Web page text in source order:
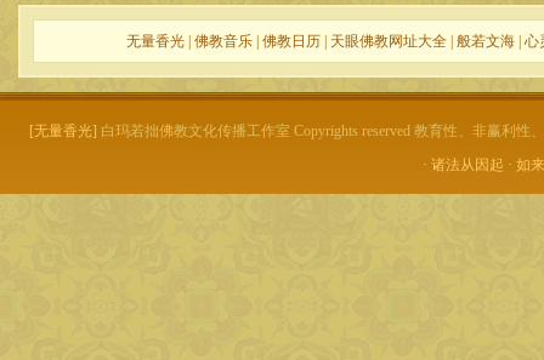
无量香光 佛教音乐 佛教日历 天眼佛教网址大全 般若文海 心
[无量香光] 白玛若拙佛教文化传播工作室 Copyrights reserved 教育性、非赢利性
· 诸法从因起 · 如